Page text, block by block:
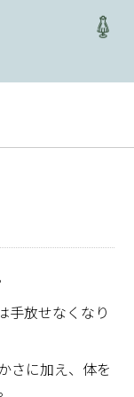
手放せなくなり
さに加え、体を